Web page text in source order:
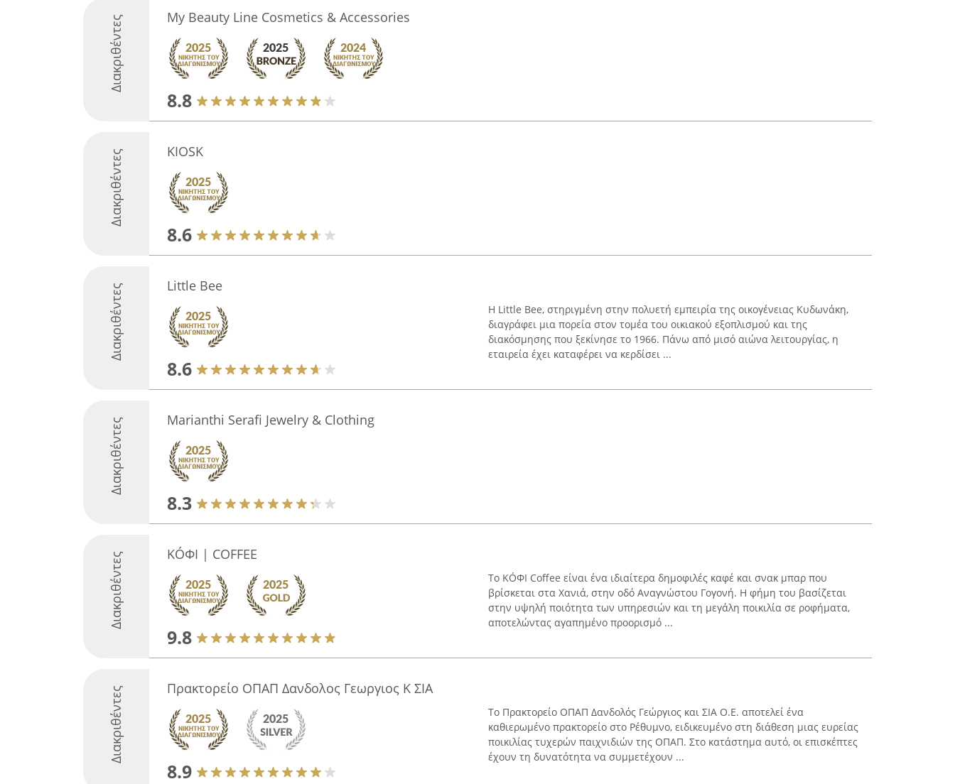
Διακριθέντες My Beauty Line Cosmetics & Accessories
8.8
Διακριθέντες KIOSK
8.6
Διακριθέντες Little Bee
8.6
Η Little Bee, στηριγμένη στην πολυετή εμπειρία της οικογένειας Κυδωνάκη,
διαγράφει μια πορεία στον τομέα του οικιακού εξοπλισμού και της
διακόσμησης που ξεκίνησε το 1966. Πάνω από μισό αιώνα λειτουργίας, η
εταιρεία έχει καταφέρει να κερδίσει ...
Διακριθέντες Marianthi Serafi Jewelry & Clothing
8.3
Διακριθέντες ΚÓΦΙ | COFFEE
9.8
Το ΚÓΦΙ Coffee είναι ένα ιδιαίτερα δημοφιλές καφέ και σνακ μπαρ που
βρίσκεται στα Χανιά, στην οδό Αναγνώστου Γογονή. Η φήμη του βασίζεται
στην υψηλή ποιότητα των υπηρεσιών και τη μεγάλη ποικιλία σε ροφήματα,
αποτελώντας αγαπημένο προορισμό ...
Διακριθέντες Πρακτορείο ΟΠΑΠ Δανδολος Γεωργιος Κ ΣΙΑ
8.9
Το Πρακτορείο ΟΠΑΠ Δανδολός Γεώργιος και ΣΙΑ Ο.Ε. αποτελεί ένα
καθιερωμένο πρακτορείο στο Ρέθυμνο, ειδικευμένο στη διάθεση μιας ευρείας
ποικιλίας τυχερών παιχνιδιών της ΟΠΑΠ. Στο κατάστημα αυτό, οι επισκέπτες
έχουν τη δυνατότητα να συμμετέχουν ...